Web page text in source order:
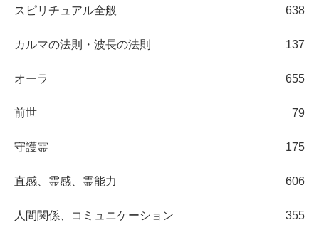
スピリチュアル全般 638
カルマの法則・波長の法則 137
オーラ 655
前世 79
守護霊 175
直感、霊感、霊能力 606
人間関係、コミュニケーション 355